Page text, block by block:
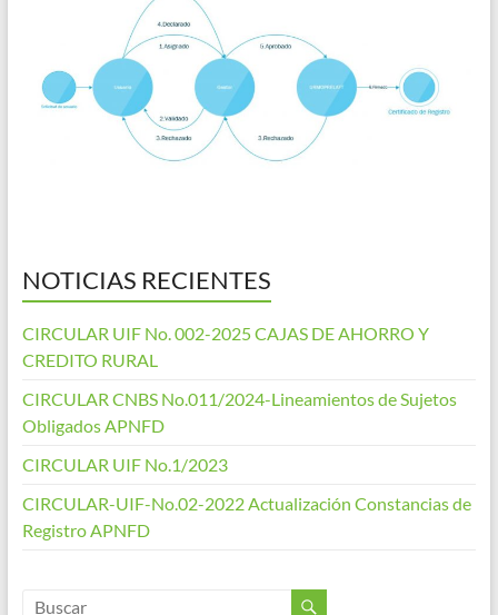
NOTICIAS RECIENTES
CIRCULAR UIF No. 002-2025 CAJAS DE AHORRO Y
CREDITO RURAL
CIRCULAR CNBS No.011/2024-Lineamientos de Sujetos
Obligados APNFD
CIRCULAR UIF No.1/2023
CIRCULAR-UIF-No.02-2022 Actualización Constancias de
Registro APNFD